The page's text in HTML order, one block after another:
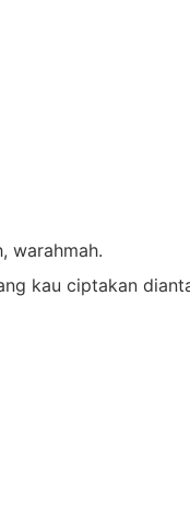
warahmah.
kau ciptakan